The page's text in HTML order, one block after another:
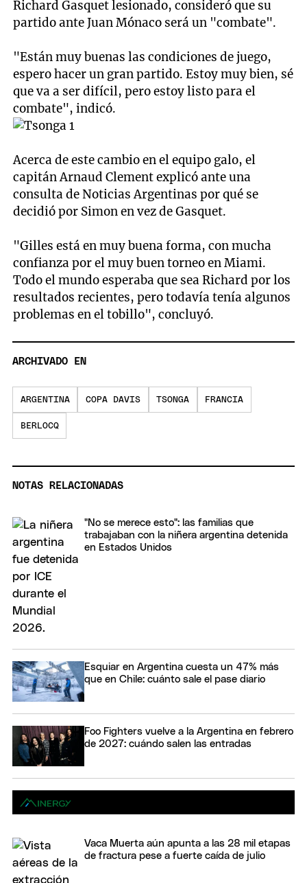
Richard Gasquet lesionado, consideró que su
partido ante Juan Mónaco será un "combate".
"Están muy buenas las condiciones de juego,
espero hacer un gran partido. Estoy muy bien, sé
que va a ser difícil, pero estoy listo para el
combate", indicó.
Acerca de este cambio en el equipo galo, el
capitán Arnaud Clement explicó ante una
consulta de Noticias Argentinas por qué se
decidió por Simon en vez de Gasquet.
"Gilles está en muy buena forma, con mucha
confianza por el muy buen torneo en Miami.
Todo el mundo esperaba que sea Richard por los
resultados recientes, pero todavía tenía algunos
problemas en el tobillo", concluyó.
ARCHIVADO EN
ARGENTINA COPA DAVIS TSONGA FRANCIA
BERLOCQ
NOTAS RELACIONADAS
"No se merece esto": las familias que
trabajaban con la niñera argentina detenida
en Estados Unidos
Esquiar en Argentina cuesta un 47% más
que en Chile: cuánto sale el pase diario
Foo Fighters vuelve a la Argentina en febrero
de 2027: cuándo salen las entradas
Vaca Muerta aún apunta a las 28 mil etapas
de fractura pese a fuerte caída de julio